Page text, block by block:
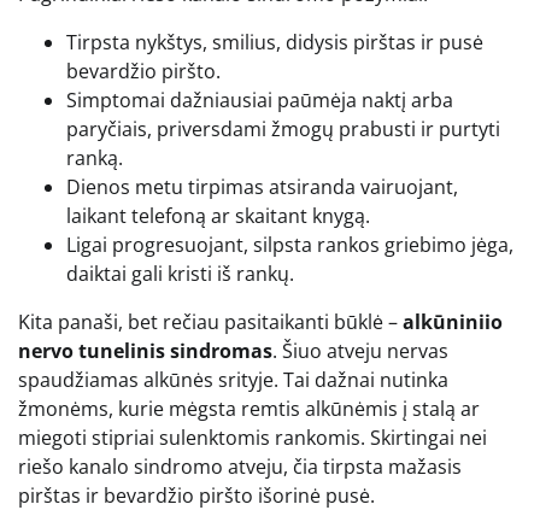
Tirpsta nykštys, smilius, didysis pirštas ir pusė
bevardžio piršto.
Simptomai dažniausiai paūmėja naktį arba
paryčiais, priversdami žmogų prabusti ir purtyti
ranką.
Dienos metu tirpimas atsiranda vairuojant,
laikant telefoną ar skaitant knygą.
Ligai progresuojant, silpsta rankos griebimo jėga,
daiktai gali kristi iš rankų.
Kita panaši, bet rečiau pasitaikanti būklė –alkūniniio
nervo tunelinis sindromas. Šiuo atveju nervas
spaudžiamas alkūnės srityje. Tai dažnai nutinka
žmonėms, kurie mėgsta remtis alkūnėmis į stalą ar
miegoti stipriai sulenktomis rankomis. Skirtingai nei
riešo kanalo sindromo atveju, čia tirpsta mažasis
pirštas ir bevardžio piršto išorinė pusė.